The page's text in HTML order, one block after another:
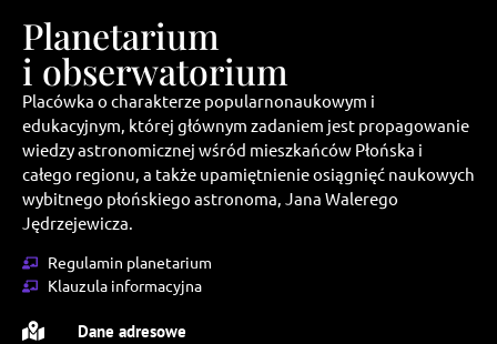
Planetarium
i obserwatorium
Placówka o charakterze popularnonaukowym i
edukacyjnym, której głównym zadaniem jest propagowanie
wiedzy astronomicznej wśród mieszkańców Płońska i
całego regionu, a także upamiętnienie osiągnięć naukowych
wybitnego płońskiego astronoma, Jana Walerego
Jędrzejewicza.
Regulamin planetarium
Klauzula informacyjna
Dane adresowe